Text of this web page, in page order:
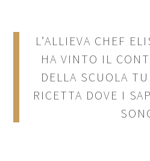
L’ALLIEVA CHEF
HA VINTO IL
DELLA SCUOLA
RICETTA DOVE I